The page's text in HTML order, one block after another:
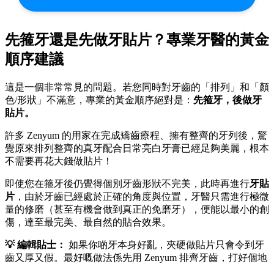
先箍牙還是先做牙貼片？專業牙醫的黃金
順序建議
這是一個非常常見的問題。若您同時對牙齒的「排列」和「顏
色/形狀」不滿意，專業的黃金順序絕對是： 先箍牙，後做牙
貼片。
許多 Zenyum 的用家在完成矯齒療程、擁有整齊的牙列後，驚
覺原來排列整齊的真牙配合日常亮白牙膏已經足夠美麗，根本
不需要再花大錢做貼片！
即使您在箍牙後仍覺得個別牙齒形狀不完美，此時再進行牙貼
片 ，由於牙齒已經處於正確的角度與位置，牙醫只需進行極微
量的修磨（甚至有機會做到真正的免磨牙），便能以最小的創
傷，達至最完美、最自然的貼合效果。
💡 編輯貼士： 如果你啲牙本身好亂，夾硬做貼片只會令到牙
齒又厚又假。最好嘅做法係先用 Zenyum 排齊牙齒，打好個地